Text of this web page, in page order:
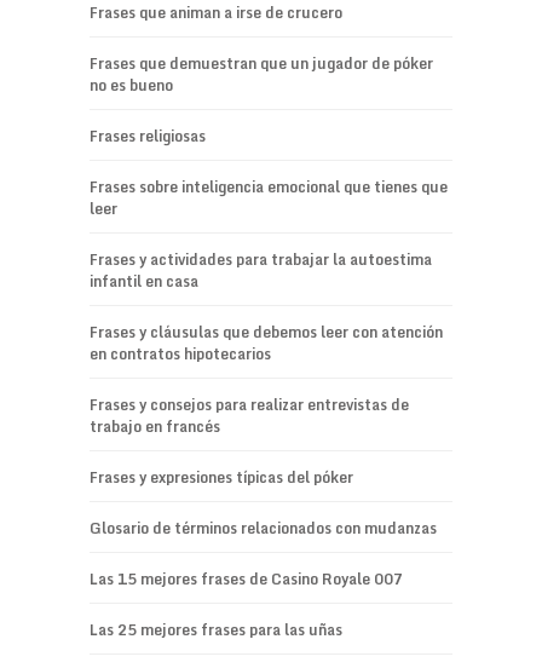
Frases que animan a irse de crucero
Frases que demuestran que un jugador de póker
no es bueno
Frases religiosas
Frases sobre inteligencia emocional que tienes que
leer
Frases y actividades para trabajar la autoestima
infantil en casa
Frases y cláusulas que debemos leer con atención
en contratos hipotecarios
Frases y consejos para realizar entrevistas de
trabajo en francés
Frases y expresiones típicas del póker
Glosario de términos relacionados con mudanzas
Las 15 mejores frases de Casino Royale 007
Las 25 mejores frases para las uñas